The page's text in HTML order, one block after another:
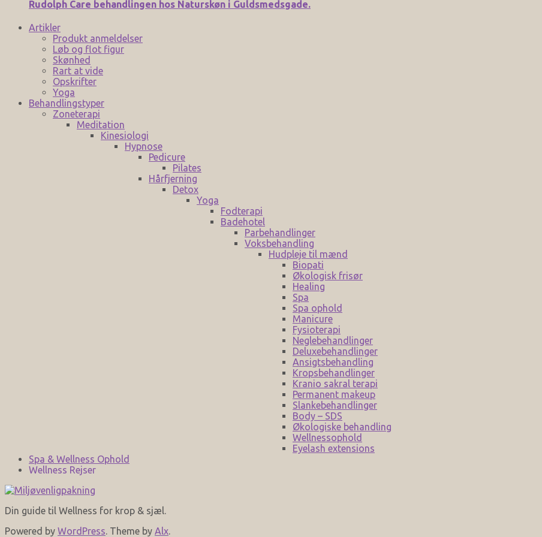
Rudolph Care behandlingen hos Naturskøn i Guldsmedsgade.
Artikler
Produkt anmeldelser
Løb og flot figur
Skønhed
Rart at vide
Opskrifter
Yoga
Behandlingstyper
Zoneterapi
Meditation
Kinesiologi
Hypnose
Pedicure
Pilates
Hårfjerning
Detox
Yoga
Fodterapi
Badehotel
Parbehandlinger
Voksbehandling
Hudpleje til mænd
Biopati
Økologisk frisør
Healing
Spa
Spa ophold
Manicure
Fysioterapi
Neglebehandlinger
Deluxebehandlinger
Ansigtsbehandling
Kropsbehandlinger
Kranio sakral terapi
Permanent makeup
Slankebehandlinger
Body – SDS
Økologiske behandling
Wellnessophold
Eyelash extensions
Spa & Wellness Ophold
Wellness Rejser
Din guide til Wellness for krop & sjæl.
Powered by WordPress. Theme by Alx.